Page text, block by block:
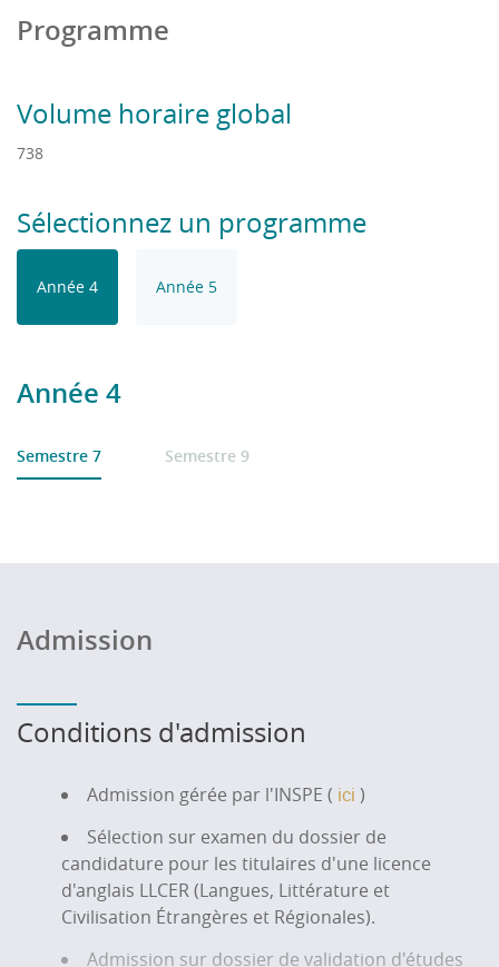
Programme
Volume horaire global
738
Sélectionnez un programme
Année 4 Année 5
Année 4
Semestre 7 Semestre 9
Admission
Conditions d'admission
Admission gérée par l'INSPE ( ici )
Sélection sur examen du dossier de
candidature pour les titulaires d'une licence
d'anglais LLCER (Langues, Littérature et
Civilisation Étrangères et Régionales).
Admission sur dossier de validation d'études